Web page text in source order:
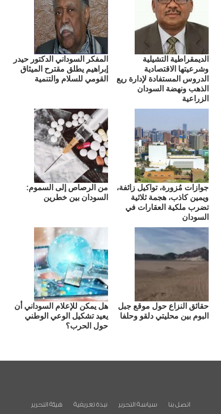
الديمقراطية التشيلية
وشرعيتها الاقتصادية
الدروس المستفادة لإدارة ريع
الذهب ونهضة السودان
الزراعية
المفكر السوداني الدكتور حيدر
إبراهيم يطلق مقترح الميثاق
القومي للسلام والتنمية
جوازات مُزورة، تواكيل زائفة،
ويمين كاذب، هجمة ثلاثية
تضرب ملكية العقارات في
السودان
من الرصاص إلى السموم:
السودان بين خطرين
حقائق النزاع حول موقع جبل
البوم بين محليتي دلقو وحلفا
هل يمكن للإعلام السوداني أن
يعيد تشكيل الوعي الوطني
حول الحرب؟
اتصل بنا سياسة التحرير نبذة تعريفية هيئة التحرير